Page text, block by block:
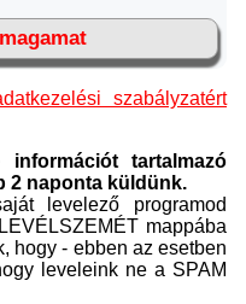
szabályzatért
információt tartalmazó
2 naponta küldünk.
levelező programod
mappába
hogy - ebben az esetben
leveleink ne a SPAM